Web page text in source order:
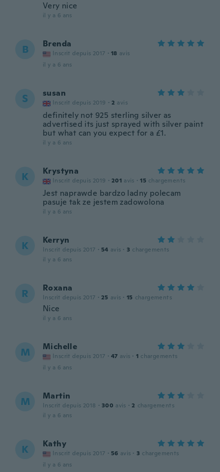
Very nice
il y a 6 ans
B Brenda
Inscrit depuis 2017 · 18 avis
il y a 6 ans
S susan
Inscrit depuis 2019 · 2 avis
definitely not 925 sterling silver as
advertised its just sprayed with silver paint
but what can you expect for a £1.
il y a 6 ans
K Krystyna
Inscrit depuis 2019 · 201 avis · 15 chargements
Jest naprawde bardzo ladny polecam
pasuje tak ze jestem zadowolona
il y a 6 ans
K Kerryn
Inscrit depuis 2017 · 54 avis · 3 chargements
il y a 6 ans
R Roxana
Inscrit depuis 2017 · 25 avis · 15 chargements
Nice
il y a 6 ans
M Michelle
Inscrit depuis 2017 · 47 avis · 1 chargements
il y a 6 ans
M Martin
Inscrit depuis 2018 · 300 avis · 2 chargements
il y a 6 ans
K Kathy
Inscrit depuis 2017 · 56 avis · 3 chargements
il y a 6 ans